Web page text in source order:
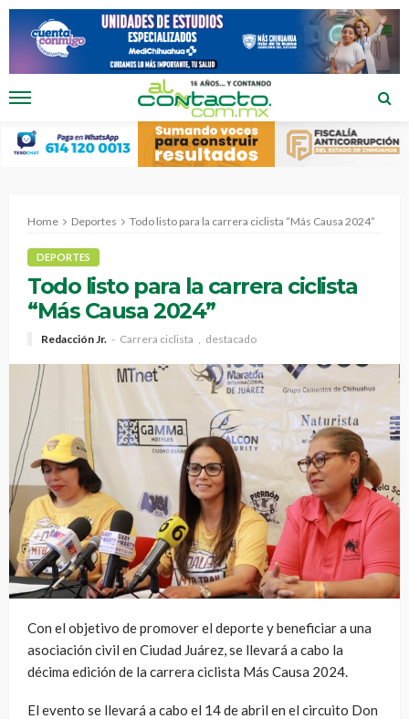
Home Deportes Todo listo para la carrera ciclista “Más Causa 2024”
DEPORTES
Todo listo para la carrera ciclista
“Más Causa 2024”
Redacción Jr. Carrera ciclista destacado
Con el objetivo de promover el deporte y beneficiar a una
asociación civil en Ciudad Juárez, se llevará a cabo la
décima edición de la carrera ciclista Más Causa 2024.
El evento se llevará a cabo el 14 de abril en el circuito Don